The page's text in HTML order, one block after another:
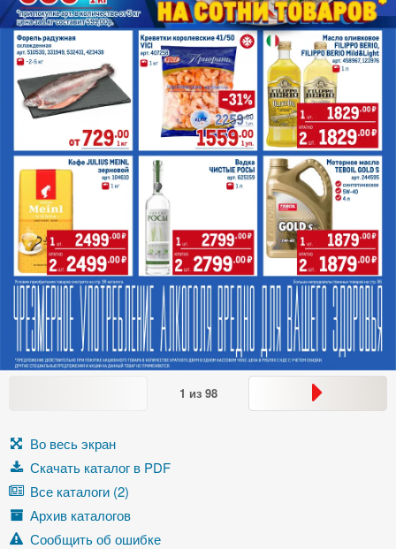
1 из 98
Во весь экран
Скачать каталог в PDF
Все каталоги (2)
Архив каталогов
Сообщить об ошибке